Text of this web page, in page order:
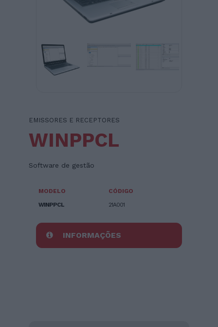
EMISSORES E RECEPTORES
WINPPCL
Software de gestão
MODELO
CÓDIGO
WINPPCL
21A001
INFORMAÇÕES